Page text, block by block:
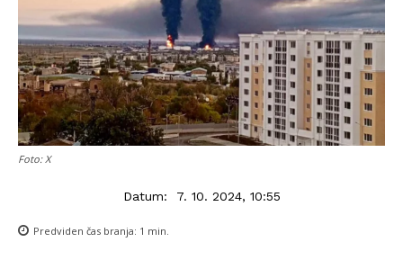
Foto: X
Datum: 7. 10. 2024, 10:55
Predviden čas branja: 1 min.